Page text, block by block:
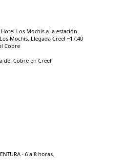
Los Mochis a la estación
Mochis. Llegada Creel ~17:40
Cobre
del Cobre en Creel
· 6 a 8 horas.